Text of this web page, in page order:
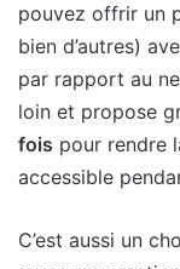
pouvez offrir un
bien d’autres)
par rapport au
loin et propose
fois pour rendre
accessible
C’est aussi un